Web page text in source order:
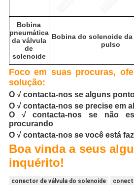
Bobina
pneumática
da válvula
de
solenoide
Bobina do solenoide
pulso
Foco em suas procuras,
solução:
O √ contacta-nos se alguns
O √ contacta-nos se precise em
O √ contacta-nos se não
procurando
O √ contacta-nos se você está
Boa vinda a seus
inquérito!
conector de válvula do solenoide